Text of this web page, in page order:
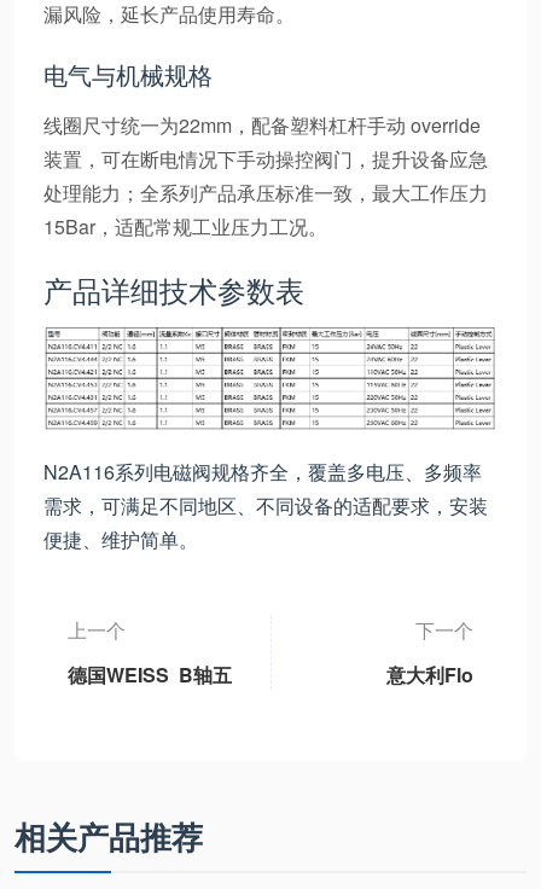
漏风险，延长产品使用寿命。
电气与机械规格
线圈尺寸统一为22mm，配备塑料杠杆手动 override
装置，可在断电情况下手动操控阀门，提升设备应急
处理能力；全系列产品承压标准一致，最大工作压力
15Bar，适配常规工业压力工况。
产品详细技术参数表
N2A116系列电磁阀规格齐全，覆盖多电压、多频率
需求，可满足不同地区、不同设备的适配要求，安装
便捷、维护简单。
上一个
德国WEISS B轴五
重型B轴、3DB6通
用型B轴
下一个
意大利Flo
相关产品推荐